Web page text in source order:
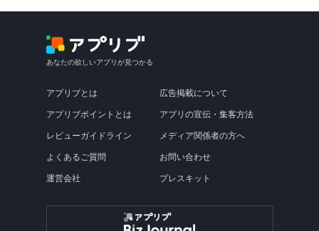
あなたの欲しいアプリが見つかる
アプリブとは
アプリブポイントとは
レビューガイドライン
よくあるご質問
運営会社
広告掲載について
アプリの宣伝・集客方法
メディア関係者の方へ
お問い合わせ
プレスキット